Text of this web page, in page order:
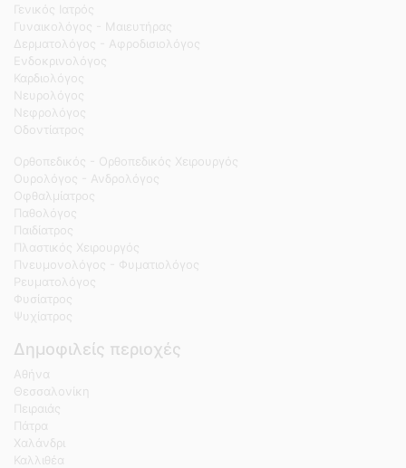
Γενικός Ιατρός
Γυναικολόγος - Μαιευτήρας
Δερματολόγος - Αφροδισιολόγος
Ενδοκρινολόγος
Καρδιολόγος
Νευρολόγος
Νεφρολόγος
Οδοντίατρος
Ορθοπεδικός - Ορθοπεδικός Χειρουργός
Ουρολόγος - Ανδρολόγος
Οφθαλμίατρος
Παθολόγος
Παιδίατρος
Πλαστικός Χειρουργός
Πνευμονολόγος - Φυματιολόγος
Ρευματολόγος
Φυσίατρος
Ψυχίατρος
Δημοφιλείς περιοχές
Αθήνα
Θεσσαλονίκη
Πειραιάς
Πάτρα
Χαλάνδρι
Καλλιθέα